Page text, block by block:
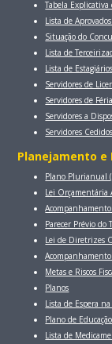
Tabela Explicativa
Lista de
Situação do
Lista de
Lista de
Servidores de
Servidores de
Servidores a
Servidores
Planejamento e
Plano Plurianual
Lei Orçamentária
Acompanhamento
Parecer Prévio do
Lei de Diretrizes
Metas e Riscos
Planos
Lista de Espera
Plano de
Lista de